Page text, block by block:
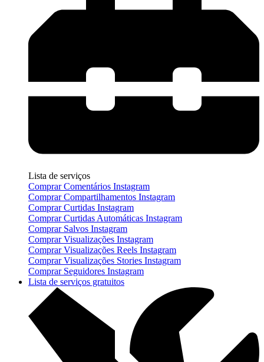
Lista de serviços
Comprar Comentários Instagram
Comprar Compartilhamentos Instagram
Comprar Curtidas Instagram
Comprar Curtidas Automáticas Instagram
Comprar Salvos Instagram
Comprar Visualizações Instagram
Comprar Visualizações Reels Instagram
Comprar Visualizações Stories Instagram
Comprar Seguidores Instagram
Lista de serviços gratuitos